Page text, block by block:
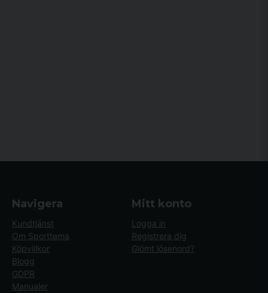
Navigera
Kundtjänst
Om Sporttema
Köpvillkor
Blogg
GDPR
Manualer
Mitt konto
Logga in
Registrera dig
Glömt lösenord?